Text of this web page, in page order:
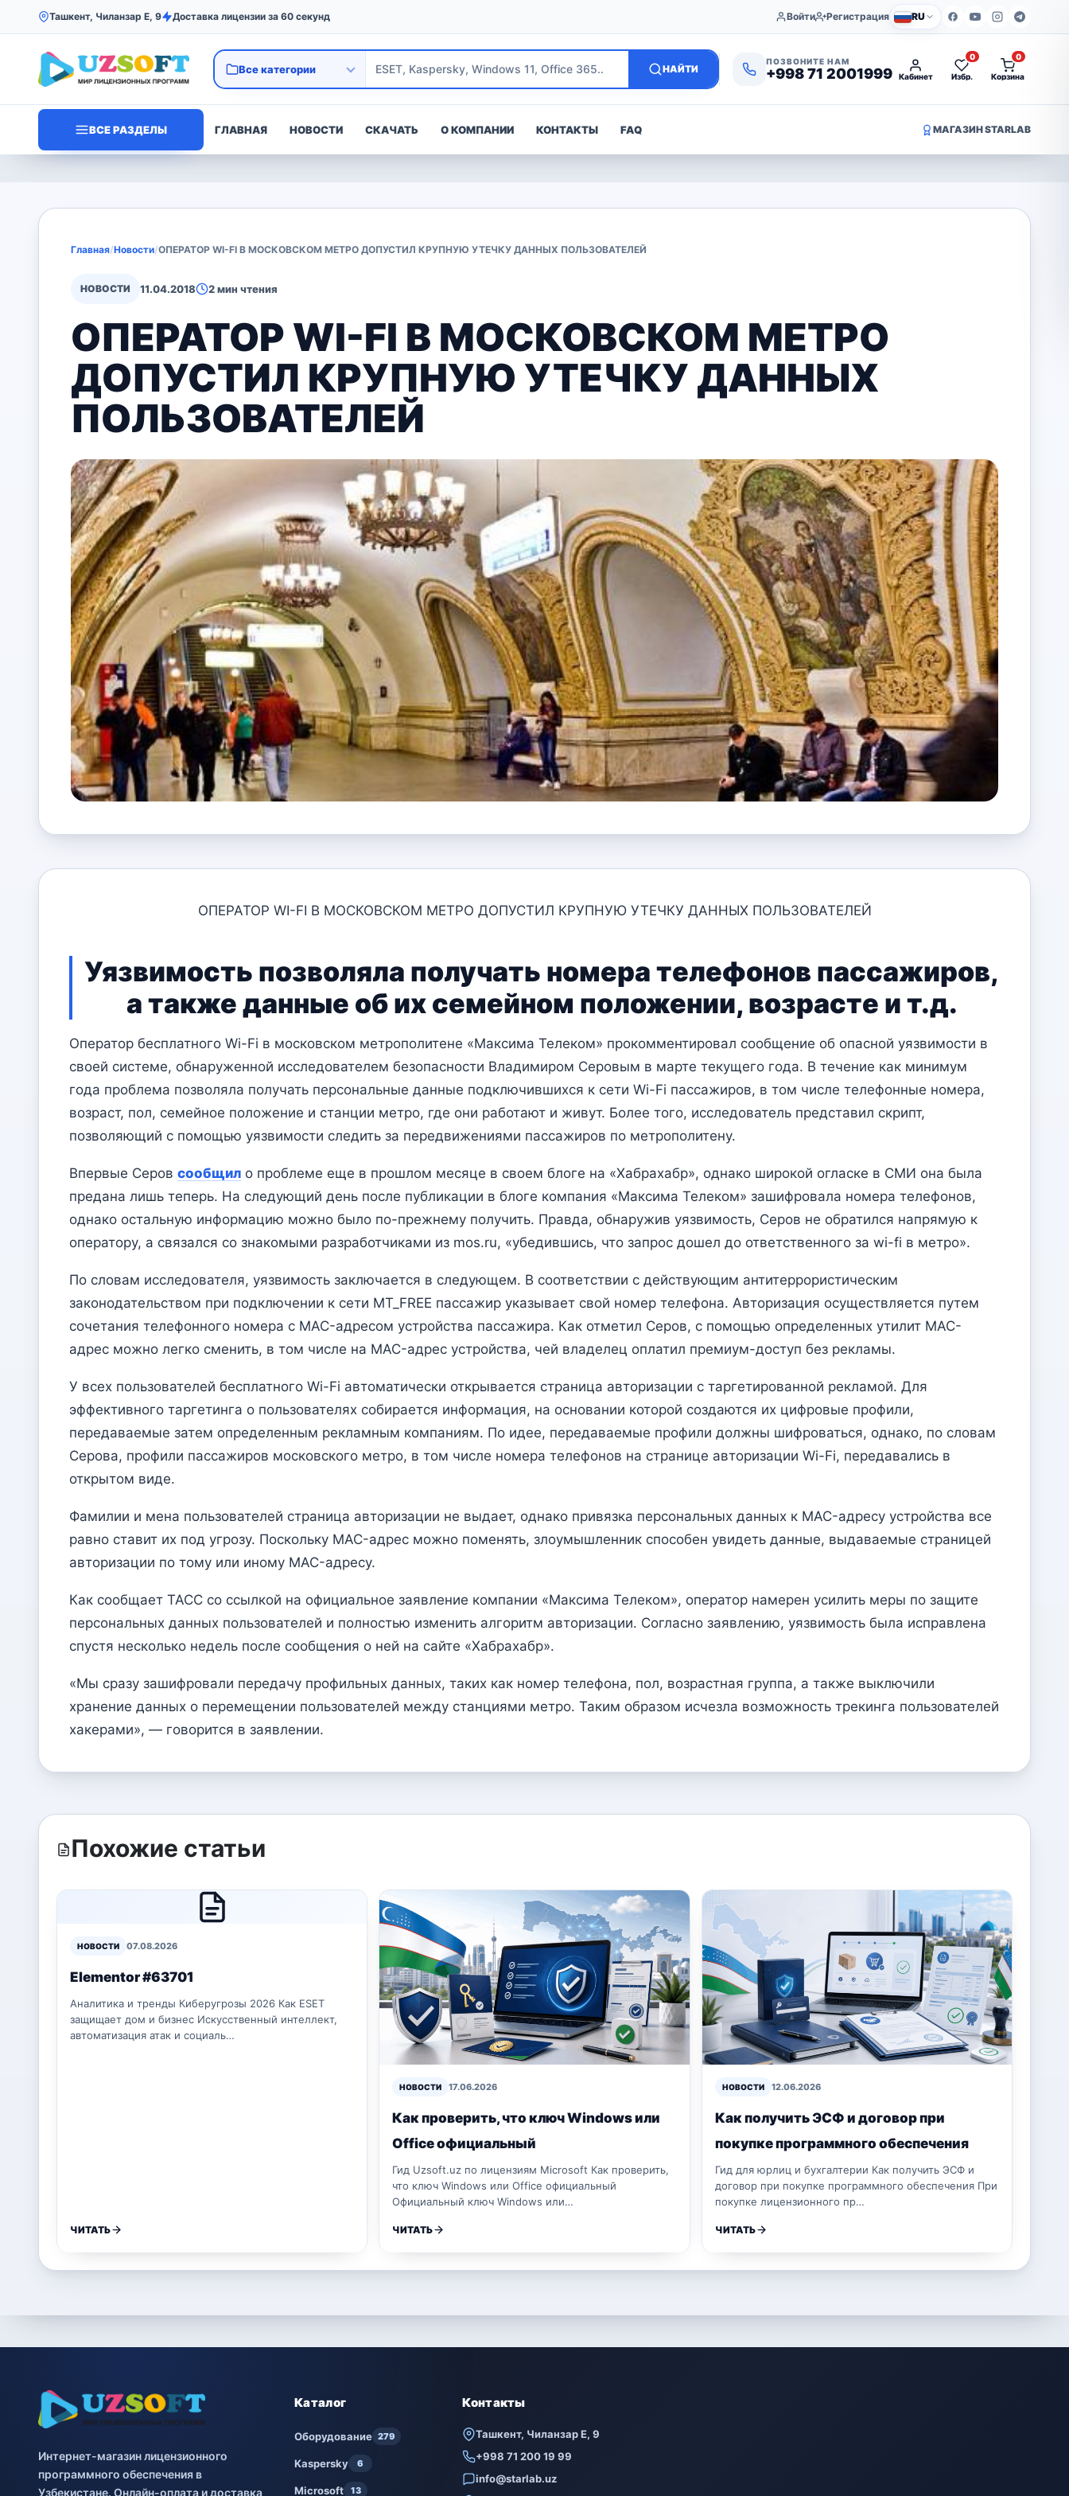
Ташкент, Чиланзар Е, 9 Доставка лицензии за 60 секунд Войти Регистрация RU
НАЙТИ
ПОЗВОНИТЕ НАМ
+998 71 2001999 Кабинет Избр.
0
Корзина
0
ВСЕ РАЗДЕЛЫ ГЛАВНАЯ НОВОСТИ СКАЧАТЬ О КОМПАНИИ КОНТАКТЫ FAQ МАГАЗИН STARLAB
Главная/Новости/ОПЕРАТОР WI-FI В МОСКОВСКОМ МЕТРО ДОПУСТИЛ КРУПНУЮ УТЕЧКУ ДАННЫХ ПОЛЬЗОВАТЕЛЕЙ
НОВОСТИ 11.04.2018 2 мин чтения
ОПЕРАТОР WI-FI В МОСКОВСКОМ МЕТРО
ДОПУСТИЛ КРУПНУЮ УТЕЧКУ ДАННЫХ
ПОЛЬЗОВАТЕЛЕЙ
ОПЕРАТОР WI-FI В МОСКОВСКОМ МЕТРО ДОПУСТИЛ КРУПНУЮ УТЕЧКУ ДАННЫХ ПОЛЬЗОВАТЕЛЕЙ
Уязвимость позволяла получать номера телефонов пассажиров,
а также данные об их семейном положении, возрасте и т.д.
Оператор бесплатного Wi-Fi в московском метрополитене «Максима Телеком» прокомментировал сообщение об опасной уязвимости в
своей системе, обнаруженной исследователем безопасности Владимиром Серовым в марте текущего года. В течение как минимум
года проблема позволяла получать персональные данные подключившихся к сети Wi-Fi пассажиров, в том числе телефонные номера,
возраст, пол, семейное положение и станции метро, где они работают и живут. Более того, исследователь представил скрипт,
позволяющий с помощью уязвимости следить за передвижениями пассажиров по метрополитену.
Впервые Серов сообщил о проблеме еще в прошлом месяце в своем блоге на «Хабрахабр», однако широкой огласке в СМИ она была
предана лишь теперь. На следующий день после публикации в блоге компания «Максима Телеком» зашифровала номера телефонов,
однако остальную информацию можно было по-прежнему получить. Правда, обнаружив уязвимость, Серов не обратился напрямую к
оператору, а связался со знакомыми разработчиками из mos.ru, «убедившись, что запрос дошел до ответственного за wi-fi в метро».
По словам исследователя, уязвимость заключается в следующем. В соответствии с действующим антитеррористическим
законодательством при подключении к сети MT_FREE пассажир указывает свой номер телефона. Авторизация осуществляется путем
сочетания телефонного номера с MAC-адресом устройства пассажира. Как отметил Серов, с помощью определенных утилит MAC-
адрес можно легко сменить, в том числе на MAC-адрес устройства, чей владелец оплатил премиум-доступ без рекламы.
У всех пользователей бесплатного Wi-Fi автоматически открывается страница авторизации с таргетированной рекламой. Для
эффективного таргетинга о пользователях собирается информация, на основании которой создаются их цифровые профили,
передаваемые затем определенным рекламным компаниям. По идее, передаваемые профили должны шифроваться, однако, по словам
Серова, профили пассажиров московского метро, в том числе номера телефонов на странице авторизации Wi-Fi, передавались в
открытом виде.
Фамилии и мена пользователей страница авторизации не выдает, однако привязка персональных данных к MAC-адресу устройства все
равно ставит их под угрозу. Поскольку MAC-адрес можно поменять, злоумышленник способен увидеть данные, выдаваемые страницей
авторизации по тому или иному MAC-адресу.
Как сообщает ТАСС со ссылкой на официальное заявление компании «Максима Телеком», оператор намерен усилить меры по защите
персональных данных пользователей и полностью изменить алгоритм авторизации. Согласно заявлению, уязвимость была исправлена
спустя несколько недель после сообщения о ней на сайте «Хабрахабр».
«Мы сразу зашифровали передачу профильных данных, таких как номер телефона, пол, возрастная группа, а также выключили
хранение данных о перемещении пользователей между станциями метро. Таким образом исчезла возможность трекинга пользователей
хакерами», — говорится в заявлении.
Похожие статьи
НОВОСТИ 07.08.2026
Elementor #63701
Аналитика и тренды Киберугрозы 2026 Как ESET
защищает дом и бизнес Искусственный интеллект,
автоматизация атак и социаль…
ЧИТАТЬ
НОВОСТИ 17.06.2026
Как проверить, что ключ Windows или
Office официальный
Гид Uzsoft.uz по лицензиям Microsoft Как проверить,
что ключ Windows или Office официальный
Официальный ключ Windows или…
ЧИТАТЬ
НОВОСТИ 12.06.2026
Как получить ЭСФ и договор при
покупке программного обеспечения
Гид для юрлиц и бухгалтерии Как получить ЭСФ и
договор при покупке программного обеспечения При
покупке лицензионного пр…
ЧИТАТЬ
Интернет-магазин лицензионного
программного обеспечения в
Узбекистане. Онлайн-оплата и доставка
Каталог
Оборудование 279
Kaspersky 6
Microsoft 13
Контакты
Ташкент, Чиланзар Е, 9
+998 71 200 19 99
info@starlab.uz